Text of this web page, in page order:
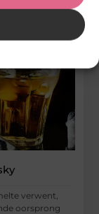
verwent,
oorsprong